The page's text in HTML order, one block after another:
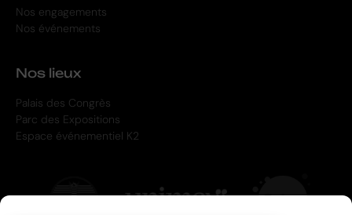
Nos engagements
Nos événements
Nos lieux
Palais des Congrès
Parc des Expositions
Espace événementiel K2